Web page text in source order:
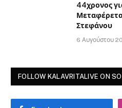
44χρονος
Στεφάνου
6 Αυγούστου
FOLLOW KALAVRITALIVE ON